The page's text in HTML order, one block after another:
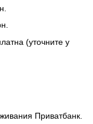
(уточните у
Приватбанк.